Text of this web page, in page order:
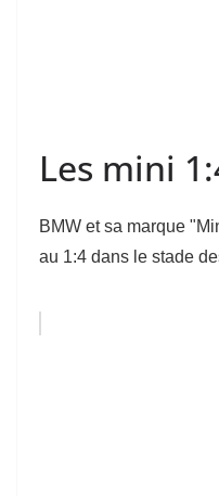
Les mini
BMW et sa marque
au 1:4 dans le stade